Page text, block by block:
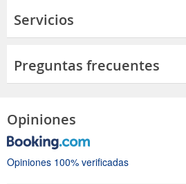
Servicios
Preguntas frecuentes
Opiniones
Opiniones 100% verificadas